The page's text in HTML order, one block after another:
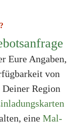
Eure Angaben,
von
Region
eine Mal-